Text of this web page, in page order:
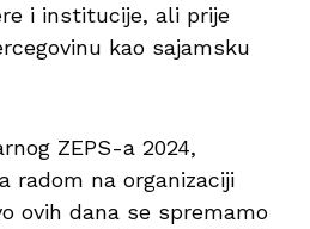
i institucije, ali prije
kao sajamsku
ZEPS-a 2024,
radom na organizaciji
ovih dana se spremamo